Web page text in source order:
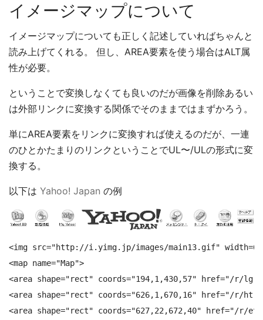
イメージマップについて
イメージマップについても正しく記述していればちゃんと
読み上げてくれる。 但し、AREA要素を使う場合はALT属
性が必要。
ということで変換しなくても良いのだが画像を削除あるい
は外部リンクに変換する関係でそのままではまずかろう。
単にAREA要素をリンクに変換すれば使えるのだが、一連
のひとかたまりのリンクということでUL〜/ULの形式に変
換する。
以下は Yahoo! Japan の例
<img src="http://i.yimg.jp/images/main13.gif" width=675
<map name="Map">
<area shape="rect" coords="194,1,430,57" href="/r/lg">
<area shape="rect" coords="626,1,670,16" href="/r/ht"
<area shape="rect" coords="627,22,672,40" href="/r/et"